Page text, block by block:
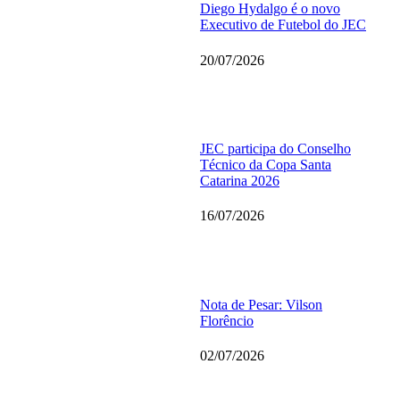
Diego Hydalgo é o novo
Executivo de Futebol do JEC
20/07/2026
JEC participa do Conselho
Técnico da Copa Santa
Catarina 2026
16/07/2026
Nota de Pesar: Vilson
Florêncio
02/07/2026